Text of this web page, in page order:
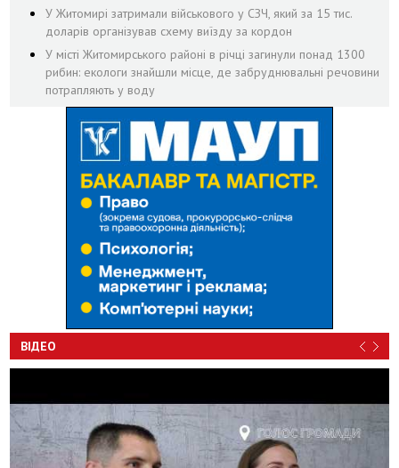
У Житомирі затримали військового у СЗЧ, який за 15 тис.
доларів організував схему виїзду за кордон
У місті Житомирського районі в річці загинули понад 1300
рибин: екологи знайшли місце, де забруднювальні речовини
потрапляють у воду
ВІДЕО